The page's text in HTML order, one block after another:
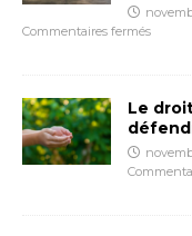
Commentaires fermés
Le